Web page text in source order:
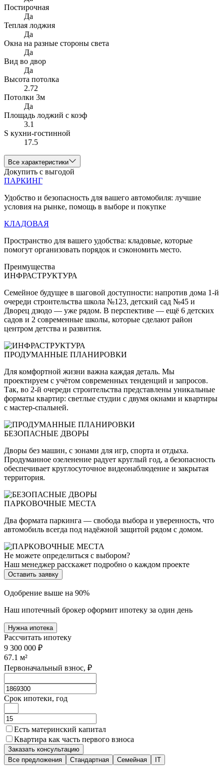
Постирочная
Да
Теплая лоджия
Да
Окна на разные стороны света
Да
Вид во двор
Да
Высота потолка
2.72
Потолки 3м
Да
Площадь лоджий с коэф
3.1
S кухни-гостинной
17.5
Все характеристики
Докупить с выгодой
ПАРКИНГ
Удобство и безопасность для вашего автомобиля: лучшие
условия на рынке, помощь в выборе и покупке
КЛАДОВАЯ
Пространство для вашего удобства: кладовые, которые
помогут организовать порядок и сэкономить место.
Преимущества
ИНФРАСТРУКТУРА
Семейное будущее в шаговой доступности: напротив дома 1-й
очереди строительства школа №123, детский сад №45 и
Дворец дзюдо — уже рядом. В перспективе — ещё 6 детских
садов и 2 современные школы, которые сделают район
центром детства и развития.
ПРОДУМАННЫЕ ПЛАНИРОВКИ
Для комфортной жизни важна каждая деталь. Мы
проектируем с учётом современных тенденций и запросов.
Так, во 2-й очереди строительства представлены уникальные
форматы квартир: светлые студии с двумя окнами и квартиры
с мастер-спальней.
БЕЗОПАСНЫЕ ДВОРЫ
Дворы без машин, с зонами для игр, спорта и отдыха.
Продуманное озеленение радует круглый год, а безопасность
обеспечивает круглосуточное видеонаблюдение и закрытая
территория.
ПАРКОВОЧНЫЕ МЕСТА
Два формата паркинга — свобода выбора и уверенность, что
автомобиль всегда под надёжной защитой рядом с домом.
Не можете определиться с выбором?
Наш менеджер расскажет подробно о каждом проекте
Оставить заявку
Одобрение выше на 90%
Наш ипотечный брокер оформит ипотеку за один день
Нужна ипотека
Рассчитать ипотеку
9 300 000 ₽
67.1 м²
Первоначальный взнос, ₽
Срок ипотеки, год
Есть материнский капитал
Квартира как часть первого взноса
Заказать консультацию
Все предложения
Стандартная Семейная IT